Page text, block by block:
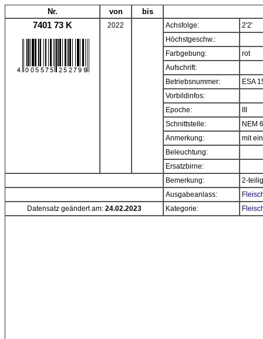
Nr. von bis
7401 73 K 2022 Achsfolge:
2'2'
Höchstgeschw.:
Farbgebung:
rot
Aufschrift:
Betriebsnummer:
ESA
Vorbildinfos:
Epoche:
Schnittstelle:
NEM
Anmerkung:
mit
Beleuchtung:
Ersatzbirne:
Bemerkung:
2-
Ausgabeanlass:
Datensatz geändert am: 24.02.2023 Kategorie: